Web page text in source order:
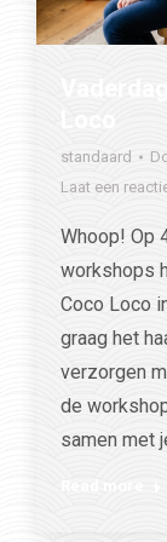
standaard
Laat een
Whoop! Op
workshops
Coco Loco
graag het
verzorgen
de
samen met